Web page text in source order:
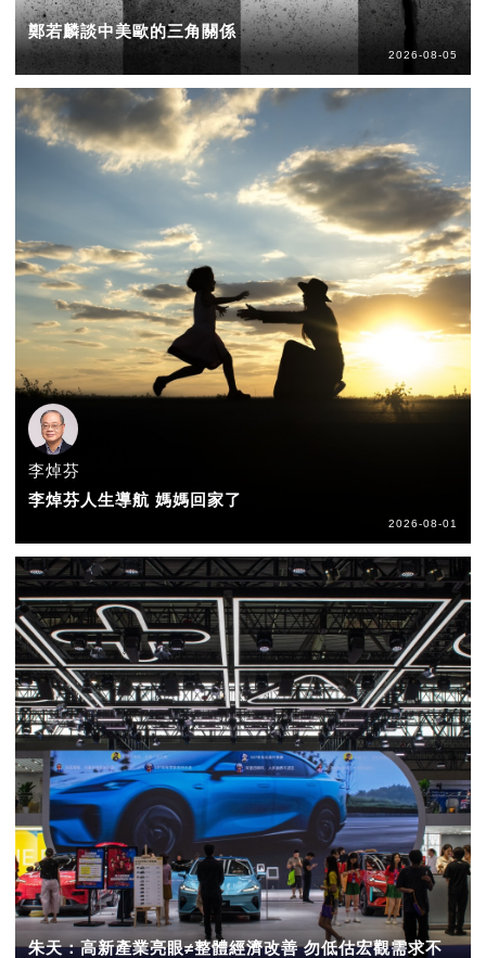
鄭若麟談中美歐的三角關係
2026-08-05
李焯芬
李焯芬人生導航 媽媽回家了
2026-08-01
朱天：高新產業亮眼≠整體經濟改善 勿低估宏觀需求不